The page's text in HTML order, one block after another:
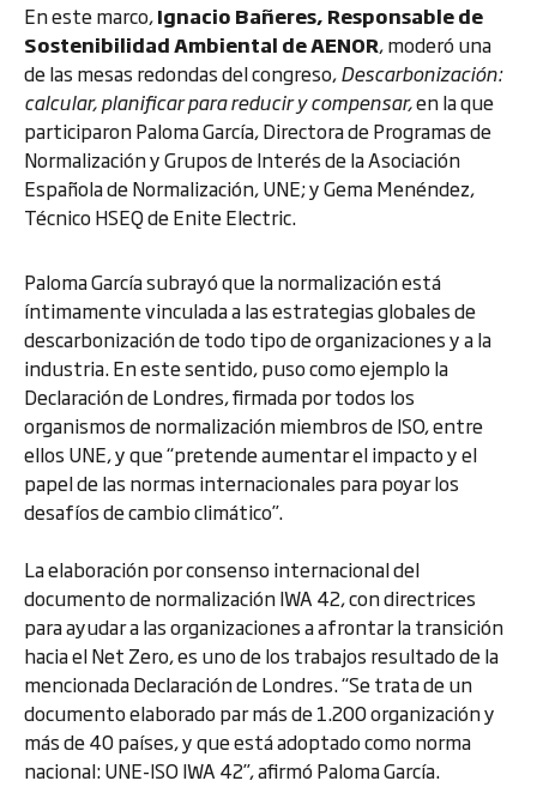
En este marco,Ignacio Bañeres, Responsable de
Sostenibilidad Ambiental de AENOR, moderó una
de las mesas redondas del congreso,Descarbonización:
calcular, planificar para reducir y compensar,en la que
participaron Paloma García, Directora de Programas de
Normalización y Grupos de Interés de la Asociación
Española de Normalización, UNE; y Gema Menéndez,
Técnico HSEQ de Enite Electric.
Paloma García subrayó que la normalización está
íntimamente vinculada a las estrategias globales de
descarbonización de todo tipo de organizaciones y a la
industria. En este sentido, puso como ejemplo la
Declaración de Londres, firmada por todos los
organismos de normalización miembros de ISO, entre
ellos UNE, y que “pretende aumentar el impacto y el
papel de las normas internacionales para poyar los
desafíos de cambio climático”.
La elaboración por consenso internacional del
documento de normalización IWA 42, con directrices
para ayudar a las organizaciones a afrontar la transición
hacia el Net Zero, es uno de los trabajos resultado de la
mencionada Declaración de Londres. “Se trata de un
documento elaborado par más de 1.200 organización y
más de 40 países, y que está adoptado como norma
nacional: UNE-ISO IWA 42”, afirmó Paloma García.